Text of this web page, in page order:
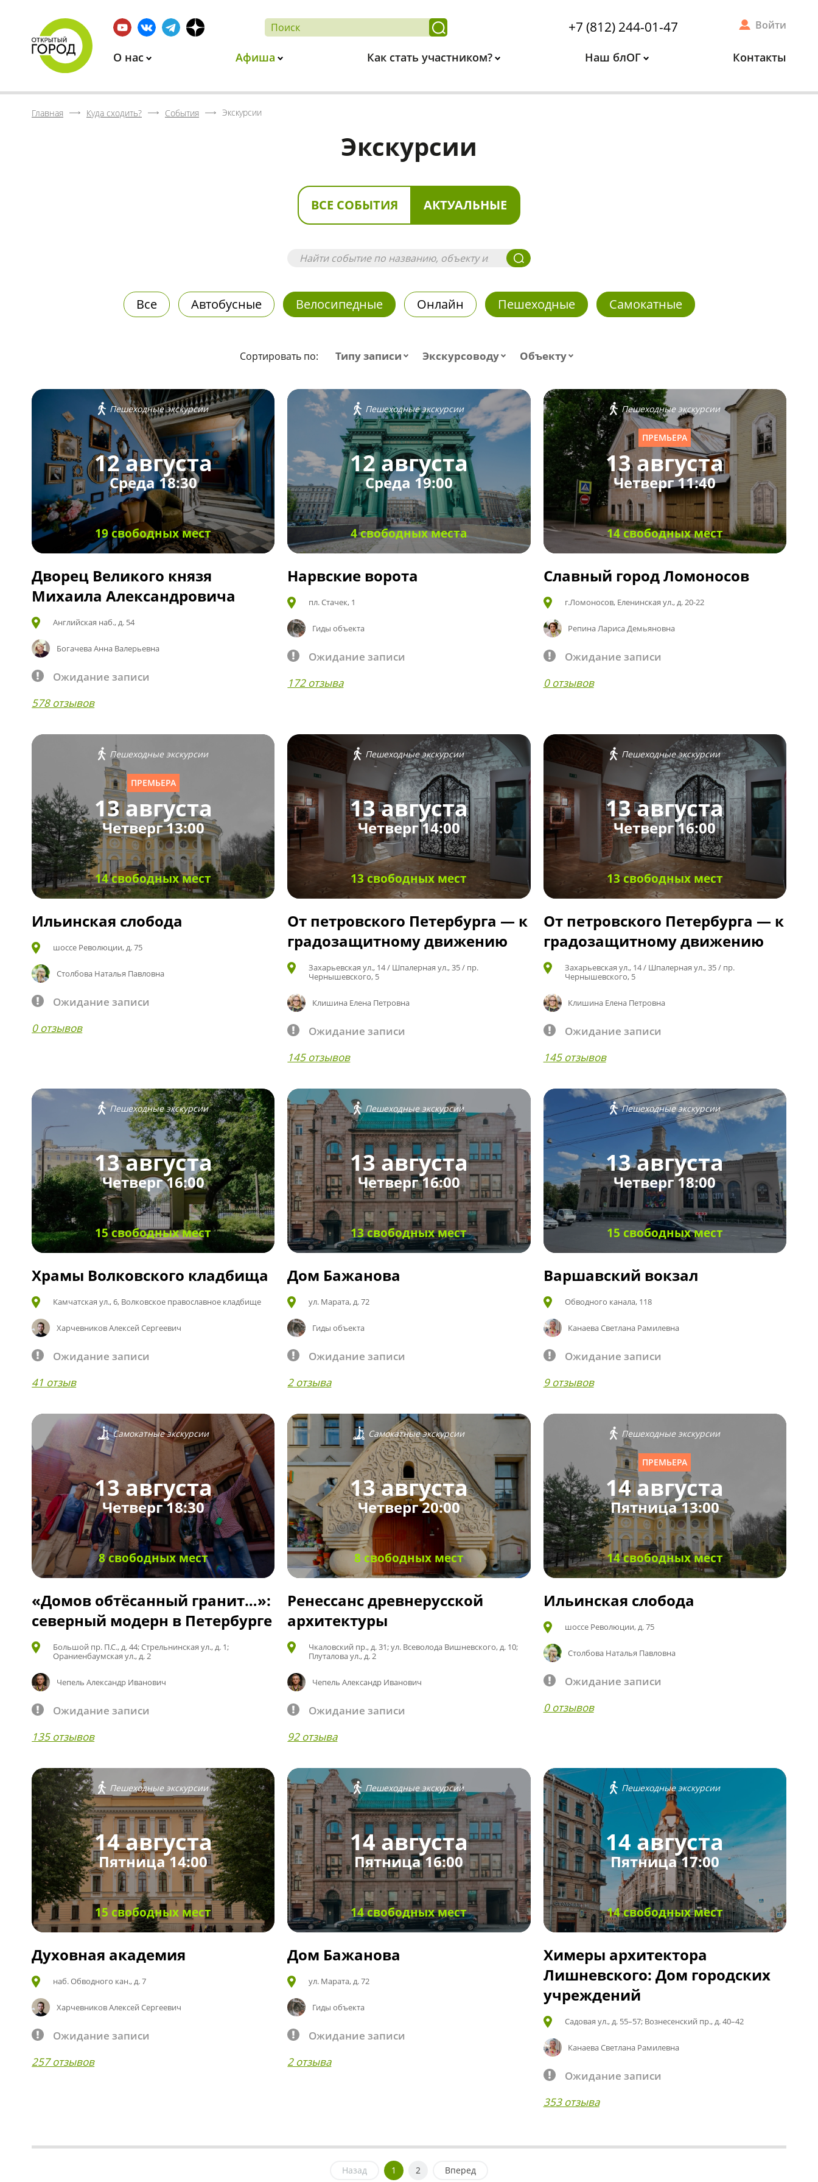
+7 (812) 244-01-47 Войти
О нас Афиша Как стать участником? Наш блОГ Контакты
Главная Куда сходить? События Экскурсии
Экскурсии
ВСЕ СОБЫТИЯ АКТУАЛЬНЫЕ
Все Автобусные Велосипедные Онлайн Пешеходные Самокатные
Сортировать по: Типу записи Экскурсоводу Объекту
Пешеходные экскурсии
12 августа
Среда 18:30
19 свободных мест
Дворец Великого князя
Михаила Александровича
Английская наб., д. 54
Богачева Анна Валерьевна
Ожидание записи
578 отзывов
Пешеходные экскурсии
12 августа
Среда 19:00
4 свободных места
Нарвские ворота
пл. Стачек, 1
Гиды объекта
Ожидание записи
172 отзыва
Пешеходные экскурсии
ПРЕМЬЕРА
13 августа
Четверг 11:40
14 свободных мест
Славный город Ломоносов
г.Ломоносов, Еленинская ул., д. 20-22
Репина Лариса Демьяновна
Ожидание записи
0 отзывов
Пешеходные экскурсии
ПРЕМЬЕРА
13 августа
Четверг 13:00
14 свободных мест
Ильинская слобода
шоссе Революции, д. 75
Столбова Наталья Павловна
Ожидание записи
0 отзывов
Пешеходные экскурсии
13 августа
Четверг 14:00
13 свободных мест
От петровского Петербурга — к
градозащитному движению
Захарьевская ул., 14 / Шпалерная ул., 35 / пр.
Чернышевского, 5
Клишина Елена Петровна
Ожидание записи
145 отзывов
Пешеходные экскурсии
13 августа
Четверг 16:00
13 свободных мест
От петровского Петербурга — к
градозащитному движению
Захарьевская ул., 14 / Шпалерная ул., 35 / пр.
Чернышевского, 5
Клишина Елена Петровна
Ожидание записи
145 отзывов
Пешеходные экскурсии
13 августа
Четверг 16:00
15 свободных мест
Храмы Волковского кладбища
Камчатская ул., 6, Волковское православное кладбище
Харчевников Алексей Сергеевич
Ожидание записи
41 отзыв
Пешеходные экскурсии
13 августа
Четверг 16:00
13 свободных мест
Дом Бажанова
ул. Марата, д. 72
Гиды объекта
Ожидание записи
2 отзыва
Пешеходные экскурсии
13 августа
Четверг 18:00
15 свободных мест
Варшавский вокзал
Обводного канала, 118
Канаева Светлана Рамилевна
Ожидание записи
9 отзывов
Самокатные экскурсии
13 августа
Четверг 18:30
8 свободных мест
«Домов обтёсанный гранит…»:
северный модерн в Петербурге
Большой пр. П.С., д. 44; Стрельнинская ул., д. 1;
Ораниенбаумская ул., д. 2
Чепель Александр Иванович
Ожидание записи
135 отзывов
Самокатные экскурсии
13 августа
Четверг 20:00
8 свободных мест
Ренессанс древнерусской
архитектуры
Чкаловский пр., д. 31; ул. Всеволода Вишневского, д. 10;
Плуталова ул., д. 2
Чепель Александр Иванович
Ожидание записи
92 отзыва
Пешеходные экскурсии
ПРЕМЬЕРА
14 августа
Пятница 13:00
14 свободных мест
Ильинская слобода
шоссе Революции, д. 75
Столбова Наталья Павловна
Ожидание записи
0 отзывов
Пешеходные экскурсии
14 августа
Пятница 14:00
15 свободных мест
Духовная академия
наб. Обводного кан., д. 7
Харчевников Алексей Сергеевич
Ожидание записи
257 отзывов
Пешеходные экскурсии
14 августа
Пятница 16:00
14 свободных мест
Дом Бажанова
ул. Марата, д. 72
Гиды объекта
Ожидание записи
2 отзыва
Пешеходные экскурсии
14 августа
Пятница 17:00
14 свободных мест
Химеры архитектора
Лишневского: Дом городских
учреждений
Садовая ул., д. 55–57; Вознесенский пр., д. 40–42
Канаева Светлана Рамилевна
Ожидание записи
353 отзыва
Назад 1 2 Вперед